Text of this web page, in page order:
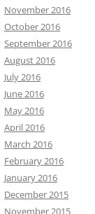
November 2016
October 2016
September 2016
August 2016
July 2016
June 2016
May 2016
April 2016
March 2016
February 2016
January 2016
December 2015
November 2015